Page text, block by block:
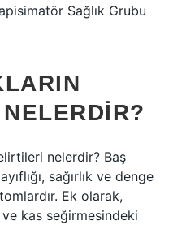
Sağlık Grubu
nelerdir? Baş
sağırlık ve denge
Ek olarak,
kas seğirmesindeki